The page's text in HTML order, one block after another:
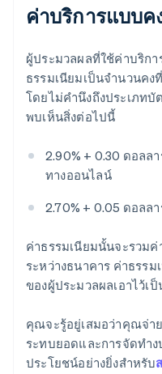
ค่าบริการแบบค
ผู้ประมวลผลที่ใช้ค่าบริกา
ธรรมเนียมเป็นจำนวนค
โดยไม่คำนึงถึงประเภท
พบเห็นสิ่งต่อไปนี้
2.90% + 0.30 ดอลล
ทางออนไลน์
2.70% + 0.05 ดอลล
ค่าธรรมเนียมนั้นจะรวม
ระหว่างธนาคาร ค่าธรร
ของผู้ประมวลผลเอาไว้เ
คุณจะรู้อยู่เสมอว่าคุณจ่าย
ระทบยอดและการจัดทำ
ประโยชน์อย่างยิ่งสำหรับ